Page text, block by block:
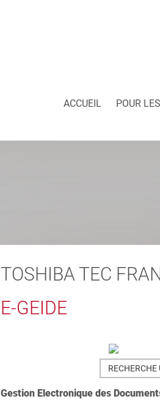
ACCUEIL POUR
TOSHIBA TEC
E-GEIDE
Gestion Electronique des